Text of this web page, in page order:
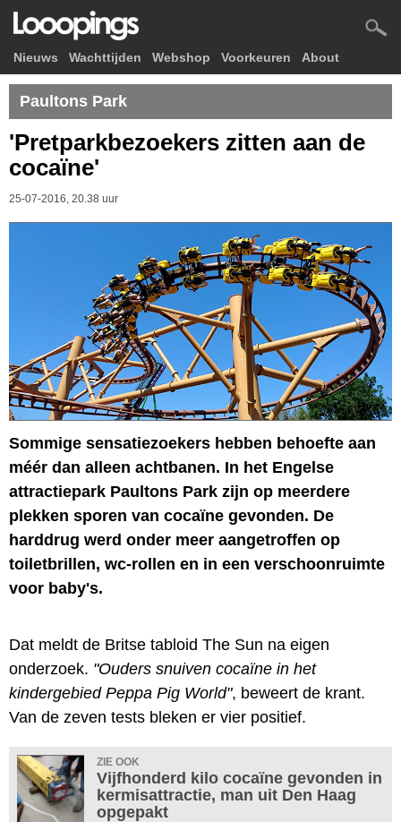
Nieuws Wachttijden Webshop Voorkeuren About
Paultons Park
'Pretparkbezoekers zitten aan de
cocaïne'
25-07-2016, 20.38 uur
Sommige sensatiezoekers hebben behoefte aan
méér dan alleen achtbanen. In het Engelse
attractiepark Paultons Park zijn op meerdere
plekken sporen van cocaïne gevonden. De
harddrug werd onder meer aangetroffen op
toiletbrillen, wc-rollen en in een verschoonruimte
voor baby's.
Dat meldt de Britse tabloid The Sun na eigen
onderzoek. "Ouders snuiven cocaïne in het
kindergebied Peppa Pig World", beweert de krant.
Van de zeven tests bleken er vier positief.
ZIE OOK
Vijfhonderd kilo cocaïne gevonden in
kermisattractie, man uit Den Haag
opgepakt